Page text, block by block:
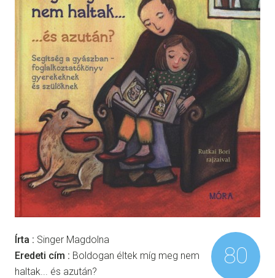
Írta : Singer Magdolna
Eredeti cím : Boldogan éltek míg meg nem
haltak... és azután?
80